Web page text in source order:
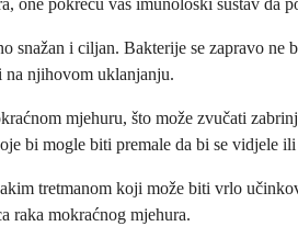
i ciljan. Bakterije se zapravo ne
na njihovom uklanjanju.
mjehuru, što može zvučati
bi mogle biti premale da bi se vidjele
tretmanom koji može biti vrlo
raka mokraćnog mjehura.